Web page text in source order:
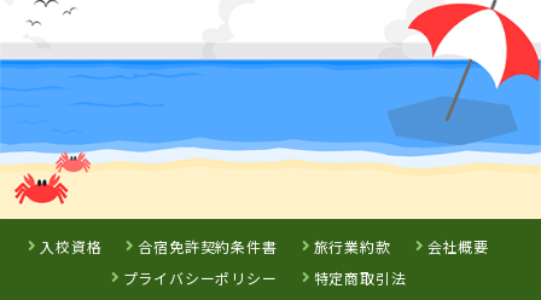
詳 細 予 約
3位
多良木自動車学園
詳 細
予 約
予 約
詳 細
予 約
7位 8位 9位
入校資格 合宿免許契約条件書 旅行業約款
会社概要
プライバシーポリシー
特定商取引法